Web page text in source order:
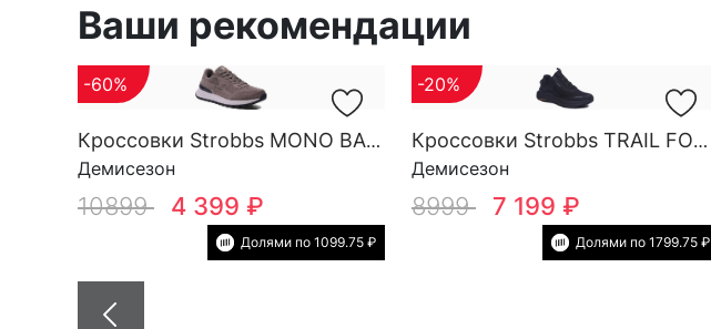
Ваши рекомендации
Кроссовки Strobbs MONO BASE M 3696-17
Демисезон
-60%
10899 4 399 ₽
Долями по 1099.75 ₽
Кроссовки Strobbs TRAIL FORCE YOW SG M 3818-3
Демисезон
-20%
8999 7 199 ₽
Долями по 1799.75 ₽